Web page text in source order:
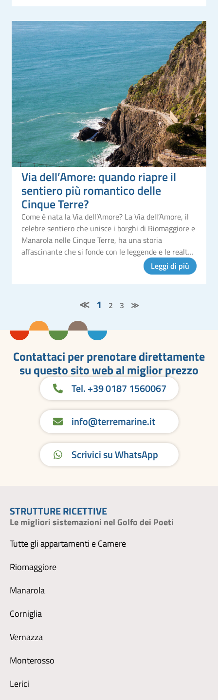
Via dell’Amore: quando riapre il
sentiero più romantico delle
Cinque Terre?
Come è nata la Via dell’Amore? La Via dell’Amore, il
celebre sentiero che unisce i borghi di Riomaggiore e
Manarola nelle Cinque Terre, ha una storia
affascinante che si fonde con le leggende e le realtà
Leggi di più
≪ 1 2 3 ≫
Contattaci per prenotare direttamente
su questo sito web al miglior prezzo
Tel. +39 0187 1560067
info@terremarine.it
Scrivici su WhatsApp
STRUTTURE RICETTIVE
Le migliori sistemazioni nel Golfo dei Poeti
Tutte gli appartamenti e Camere
Riomaggiore
Manarola
Corniglia
Vernazza
Monterosso
Lerici